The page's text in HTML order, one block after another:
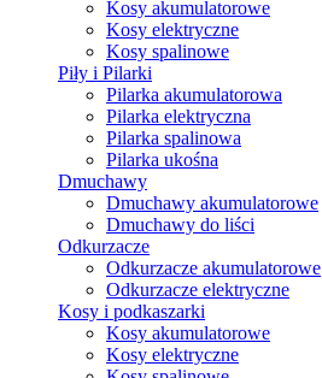
Kosy akumulatorowe
Kosy elektryczne
Kosy spalinowe
Piły i Pilarki
Pilarka akumulatorowa
Pilarka elektryczna
Pilarka spalinowa
Pilarka ukośna
Dmuchawy
Dmuchawy akumulatorowe
Dmuchawy do liści
Odkurzacze
Odkurzacze akumulatorowe
Odkurzacze elektryczne
Kosy i podkaszarki
Kosy akumulatorowe
Kosy elektryczne